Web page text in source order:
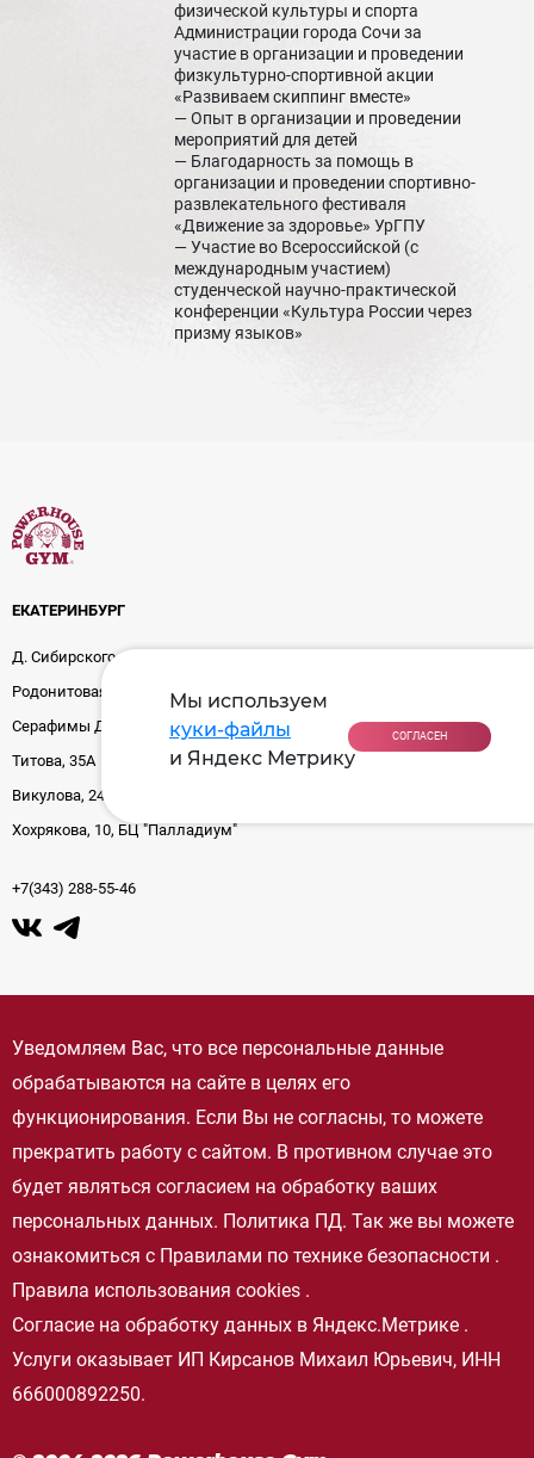
физической культуры и спорта
Администрации города Сочи за
участие в организации и проведении
физкультурно-спортивной акции
«Развиваем скиппинг вместе»
— Опыт в организации и проведении
мероприятий для детей
— Благодарность за помощь в
организации и проведении спортивно-
развлекательного фестиваля
«Движение за здоровье» УрГПУ
— Участие во Всероссийской (с
международным участием)
студенческой научно-практической
конференции «Культура России через
призму языков»
Мы используем
куки-файлы
и Яндекс Метрику
СОГЛАСЕН
ЕКАТЕРИНБУРГ
Д. Сибирского тракта, 2, ТРЦ "Комсомол"
Родонитовая, 29
Серафимы Дерябиной, 24
Титова, 35А
Викулова, 24
Хохрякова, 10, БЦ "Палладиум"
+7(343) 288-55-46
Уведомляем Вас, что все персональные данные
обрабатываются на сайте в целях его
функционирования. Если Вы не согласны, то можете
прекратить работу с сайтом. В противном случае это
будет являться согласием на обработку ваших
персональных данных. Политика ПД. Так же вы можете
ознакомиться с Правилами по технике безопасности .
Правила использования cookies .
Согласие на обработку данных в Яндекс.Метрике .
Услуги оказывает ИП Кирсанов Михаил Юрьевич, ИНН
666000892250.